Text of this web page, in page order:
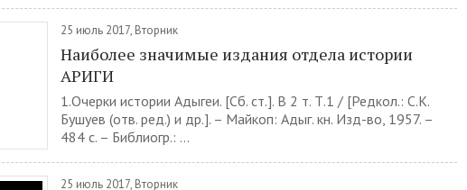
25 июль 2017, Вторник
Наиболее значимые издания отдела истории
АРИГИ
1.Очерки истории Адыгеи. [Сб. ст.]. В 2 т. Т.1 / [Редкол.: С.К.
Бушуев (отв. ред.) и др.]. – Майкоп: Адыг. кн. Изд-во, 1957. –
484 с. – Библиогр.: ...
25 июль 2017, Вторник